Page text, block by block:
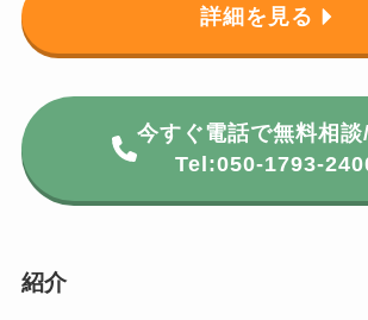
詳細を見る
今すぐ電話で無料相談
Tel:050-1793-
紹介